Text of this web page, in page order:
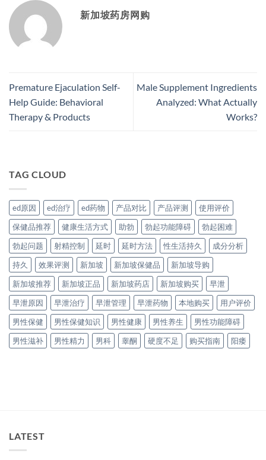
新加坡药房网购
Premature Ejaculation Self-
Help Guide: Behavioral
Therapy & Products
Male Supplement Ingredients
Analyzed: What Actually
Works?
TAG CLOUD
ed原因 ed治疗 ed药物 产品对比 产品评测
使用评价
保健品推荐
健康生活方式 助勃 勃起功能障碍
勃起困难
勃起问题
射精控制 延时 延时方法 性生活持久
成分分析
持久
效果评测 新加坡 新加坡保健品
新加坡导购
新加坡推荐
新加坡正品 新加坡药店 新加坡购买
早泄
早泄原因
早泄治疗 早泄管理 早泄药物 本地购买
用户评价
男性保健
男性保健知识 男性健康 男性养生
男性功能障碍
男性滋补
男性精力 男科 睾酮 硬度不足 购买指南 阳痿
LATEST